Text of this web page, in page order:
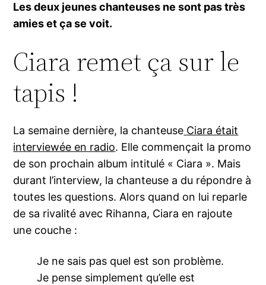
Les deux jeunes chanteuses ne sont pas très
amies et ça se voit.
Ciara remet ça sur le
tapis !
La semaine dernière, la chanteuse Ciara était
interviewée en radio. Elle commençait la promo
de son prochain album intitulé « Ciara ». Mais
durant l’interview, la chanteuse a du répondre à
toutes les questions. Alors quand on lui reparle
de sa rivalité avec Rihanna, Ciara en rajoute
une couche :
Je ne sais pas quel est son problème.
Je pense simplement qu’elle est